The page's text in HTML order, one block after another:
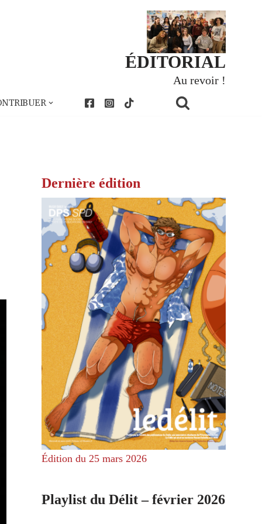
ÉDITORIAL
Au revoir !
Dernière édition
Édition du 25 mars 2026
Playlist du Délit – février 2026